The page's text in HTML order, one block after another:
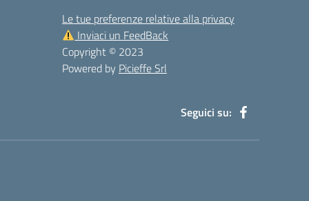
Le tue preferenze relative alla privacy
Inviaci un FeedBack
Copyright © 2023
Powered by Picieffe Srl
Seguici su: